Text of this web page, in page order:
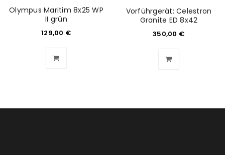
akzeptiere die
Datenschutzerklärung. *
Olympus Maritim 8x25 WP
II grün
129,00 €
Vorführgerät: Celestron
Granite ED 8x42
350,00 €